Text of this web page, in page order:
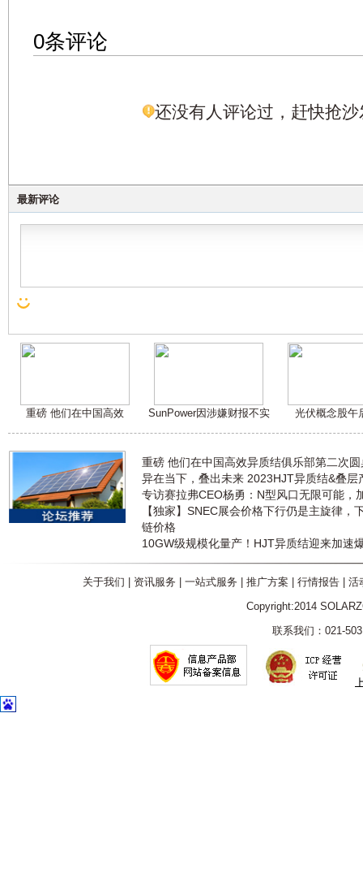
0条评论
还没有人评论过，赶快抢沙
最新评论
重磅 他们在中国高效 SunPower因涉嫌财报不实 光伏概念股午
重磅 他们在中国高效异质结俱乐部第二次
异在当下，叠出未来 2023HJT异质结&叠层
专访赛拉弗CEO杨勇：N型风口无限可能，
【独家】SNEC展会价格下行仍是主旋律，
链价格
10GW级规模化量产！HJT异质结迎来加速
关于我们 资讯服务 一站式服务 推广方案 行情报告| 活
Copyright:2014
联系我们：021-